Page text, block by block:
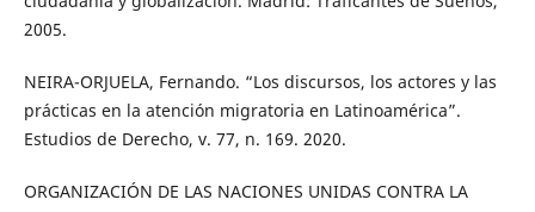
2005.
NEIRA-ORJUELA, Fernando. “Los discursos, los actores y las
prácticas en la atención migratoria en Latinoamérica”.
Estudios de Derecho, v. 77, n. 169. 2020.
ORGANIZACIÓN DE LAS NACIONES UNIDAS CONTRA LA